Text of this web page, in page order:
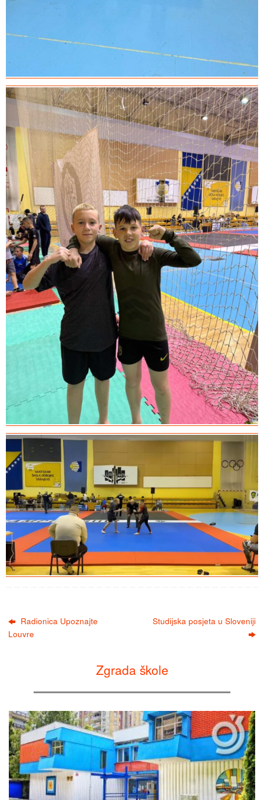
Radionica Upoznajte
Louvre
Studijska posjeta u Sloveniji
Zgrada škole